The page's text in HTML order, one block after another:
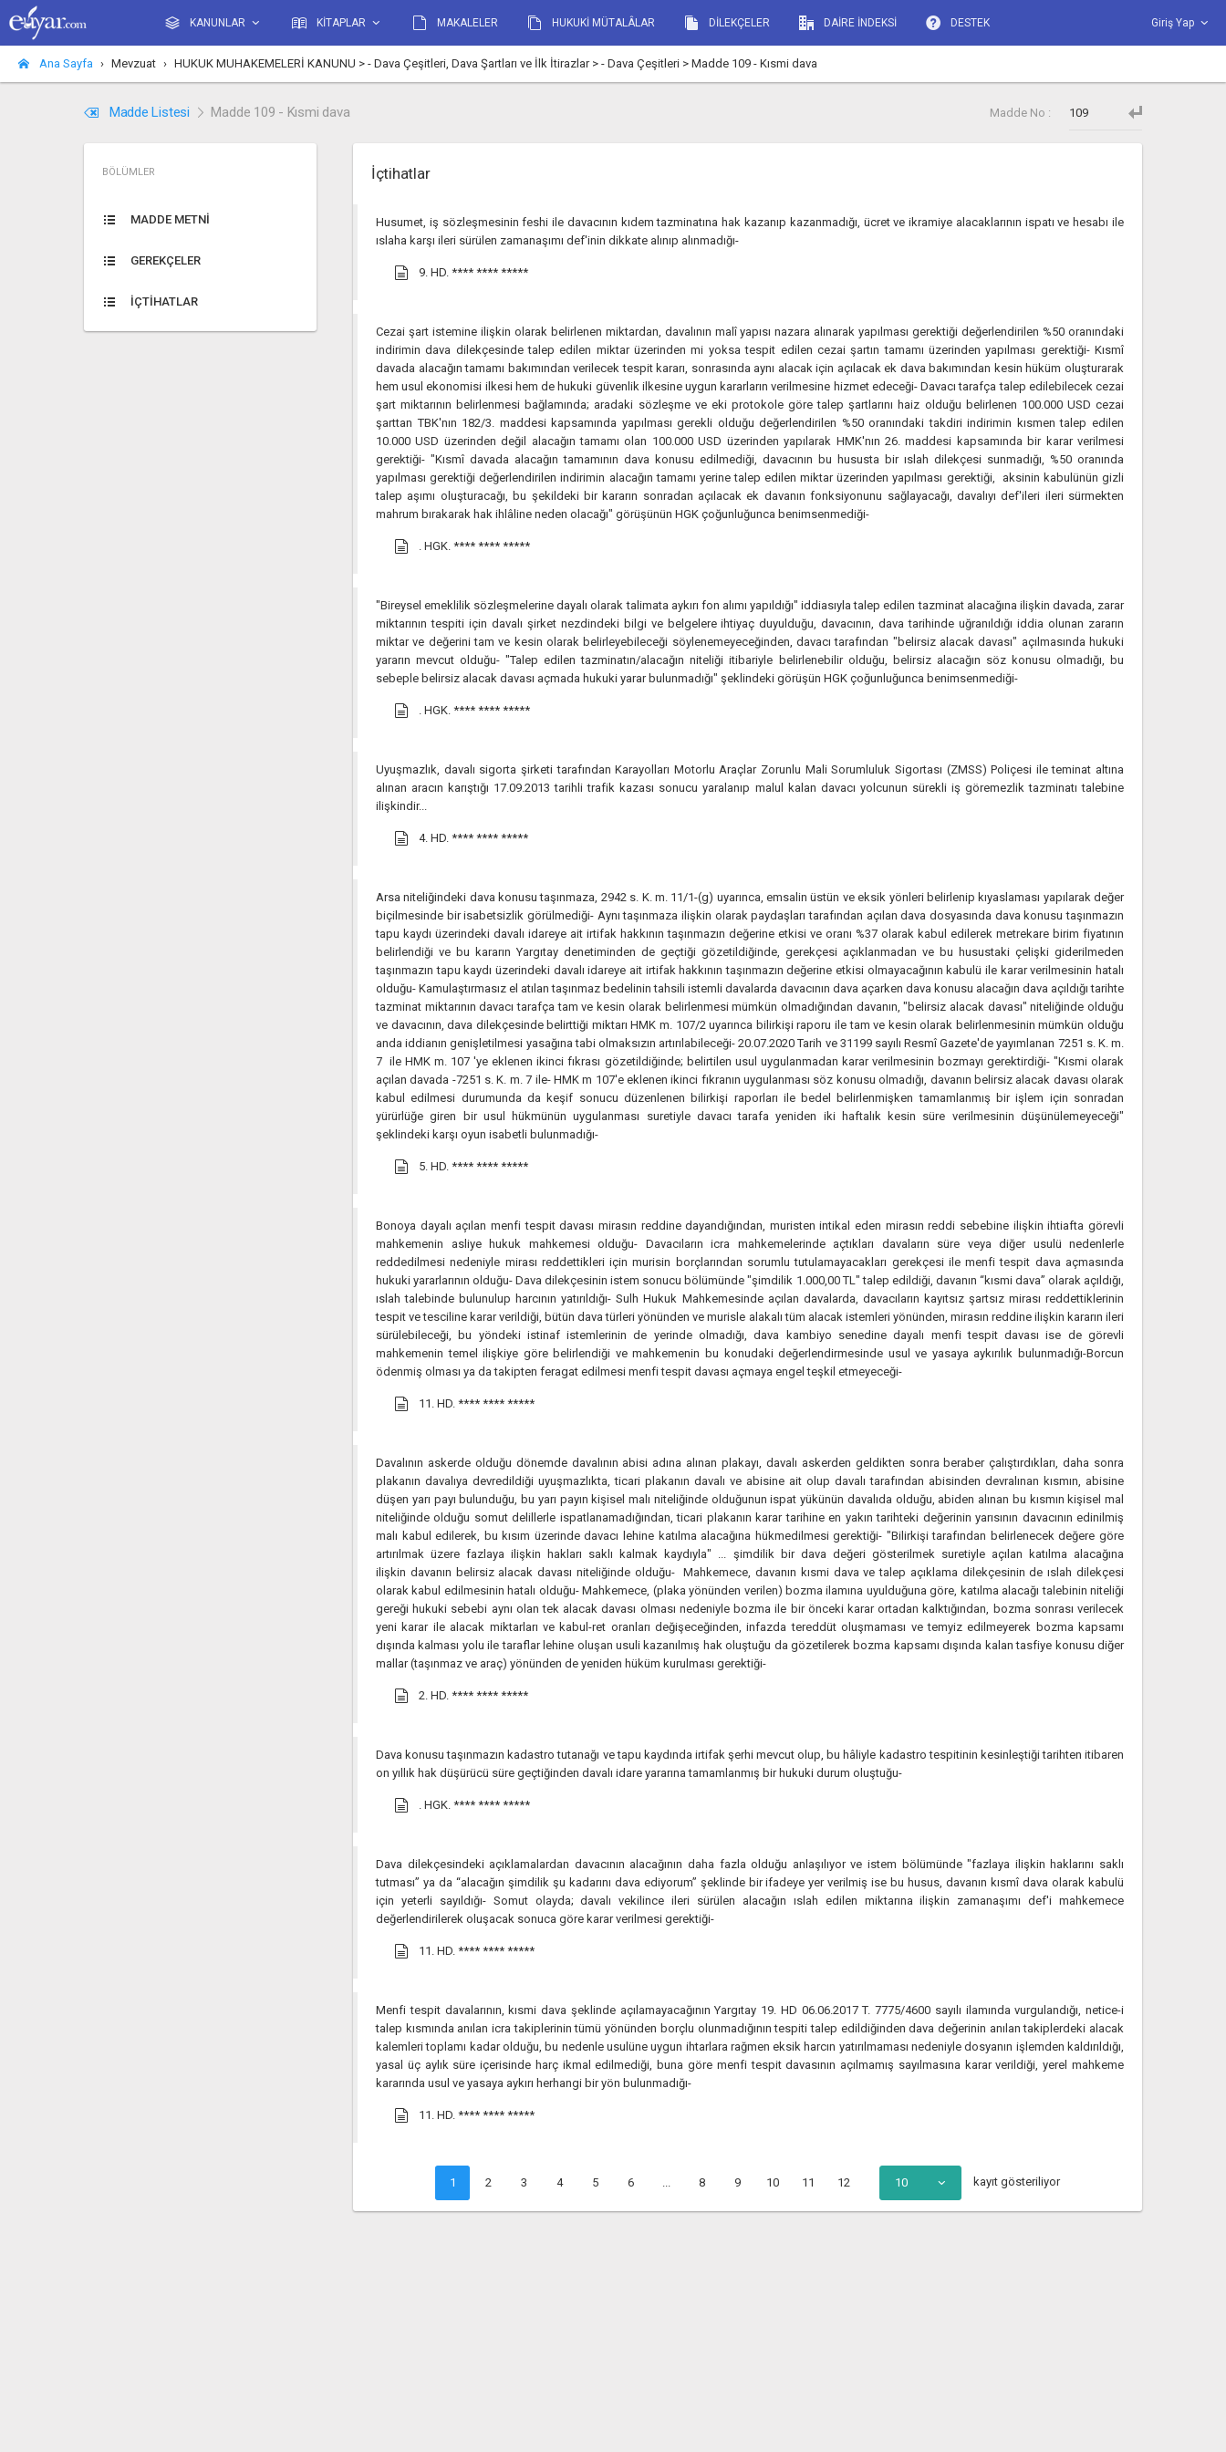
KANUNLAR KİTAPLAR MAKALELER HUKUKİ MÜTALÂLAR DİLEKÇELER DAİRE İNDEKSİ DESTEK Giriş Yap
Ana Sayfa Mevzuat HUKUK MUHAKEMELERİ KANUNU > - Dava Çeşitleri, Dava Şartları ve İlk İtirazlar > - Dava Çeşitleri > Madde 109 - Kısmi dava
Madde Listesi Madde 109 - Kısmi dava Madde No :
BÖLÜMLER
MADDE METNİ
GEREKÇELER
İÇTİHATLAR
İçtihatlar
Husumet, iş sözleşmesinin feshi ile davacının kıdem tazminatına hak kazanıp kazanmadığı, ücret ve ikramiye alacaklarının ispatı ve hesabı ile
ıslaha karşı ileri sürülen zamanaşımı def'inin dikkate alınıp alınmadığı-
9. HD. **** **** *****
Cezai şart istemine ilişkin olarak belirlenen miktardan, davalının malî yapısı nazara alınarak yapılması gerektiği değerlendirilen %50 oranındaki
indirimin dava dilekçesinde talep edilen miktar üzerinden mi yoksa tespit edilen cezai şartın tamamı üzerinden yapılması gerektiği- Kısmî
davada alacağın tamamı bakımından verilecek tespit kararı, sonrasında aynı alacak için açılacak ek dava bakımından kesin hüküm oluşturarak
hem usul ekonomisi ilkesi hem de hukuki güvenlik ilkesine uygun kararların verilmesine hizmet edeceği- Davacı tarafça talep edilebilecek cezai
şart miktarının belirlenmesi bağlamında; aradaki sözleşme ve eki protokole göre talep şartlarını haiz olduğu belirlenen 100.000 USD cezai
şarttan TBK'nın 182/3. maddesi kapsamında yapılması gerekli olduğu değerlendirilen %50 oranındaki takdiri indirimin kısmen talep edilen
10.000 USD üzerinden değil alacağın tamamı olan 100.000 USD üzerinden yapılarak HMK'nın 26. maddesi kapsamında bir karar verilmesi
gerektiği- "Kısmî davada alacağın tamamının dava konusu edilmediği, davacının bu hususta bir ıslah dilekçesi sunmadığı, %50 oranında
yapılması gerektiği değerlendirilen indirimin alacağın tamamı yerine talep edilen miktar üzerinden yapılması gerektiği, aksinin kabulünün gizli
talep aşımı oluşturacağı, bu şekildeki bir kararın sonradan açılacak ek davanın fonksiyonunu sağlayacağı, davalıyı def'ileri ileri sürmekten
mahrum bırakarak hak ihlâline neden olacağı" görüşünün HGK çoğunluğunca benimsenmediği-
. HGK. **** **** *****
"Bireysel emeklilik sözleşmelerine dayalı olarak talimata aykırı fon alımı yapıldığı" iddiasıyla talep edilen tazminat alacağına ilişkin davada, zarar
miktarının tespiti için davalı şirket nezdindeki bilgi ve belgelere ihtiyaç duyulduğu, davacının, dava tarihinde uğranıldığı iddia olunan zararın
miktar ve değerini tam ve kesin olarak belirleyebileceği söylenemeyeceğinden, davacı tarafından "belirsiz alacak davası" açılmasında hukuki
yararın mevcut olduğu- "Talep edilen tazminatın/alacağın niteliği itibariyle belirlenebilir olduğu, belirsiz alacağın söz konusu olmadığı, bu
sebeple belirsiz alacak davası açmada hukuki yarar bulunmadığı" şeklindeki görüşün HGK çoğunluğunca benimsenmediği-
. HGK. **** **** *****
Uyuşmazlık, davalı sigorta şirketi tarafından Karayolları Motorlu Araçlar Zorunlu Mali Sorumluluk Sigortası (ZMSS) Poliçesi ile teminat altına
alınan aracın karıştığı 17.09.2013 tarihli trafik kazası sonucu yaralanıp malul kalan davacı yolcunun sürekli iş göremezlik tazminatı talebine
ilişkindir...
4. HD. **** **** *****
Arsa niteliğindeki dava konusu taşınmaza, 2942 s. K. m. 11/1-(g) uyarınca, emsalin üstün ve eksik yönleri belirlenip kıyaslaması yapılarak değer
biçilmesinde bir isabetsizlik görülmediği- Aynı taşınmaza ilişkin olarak paydaşları tarafından açılan dava dosyasında dava konusu taşınmazın
tapu kaydı üzerindeki davalı idareye ait irtifak hakkının taşınmazın değerine etkisi ve oranı %37 olarak kabul edilerek metrekare birim fiyatının
belirlendiği ve bu kararın Yargıtay denetiminden de geçtiği gözetildiğinde, gerekçesi açıklanmadan ve bu husustaki çelişki giderilmeden
taşınmazın tapu kaydı üzerindeki davalı idareye ait irtifak hakkının taşınmazın değerine etkisi olmayacağının kabulü ile karar verilmesinin hatalı
olduğu- Kamulaştırmasız el atılan taşınmaz bedelinin tahsili istemli davalarda davacının dava açarken dava konusu alacağın dava açıldığı tarihte
tazminat miktarının davacı tarafça tam ve kesin olarak belirlenmesi mümkün olmadığından davanın, "belirsiz alacak davası" niteliğinde olduğu
ve davacının, dava dilekçesinde belirttiği miktarı HMK m. 107/2 uyarınca bilirkişi raporu ile tam ve kesin olarak belirlenmesinin mümkün olduğu
anda iddianın genişletilmesi yasağına tabi olmaksızın artırılabileceği- 20.07.2020 Tarih ve 31199 sayılı Resmî Gazete'de yayımlanan 7251 s. K. m.
7 ile HMK m. 107 'ye eklenen ikinci fıkrası gözetildiğinde; belirtilen usul uygulanmadan karar verilmesinin bozmayı gerektirdiği- "Kısmi olarak
açılan davada -7251 s. K. m. 7 ile- HMK m 107'e eklenen ikinci fıkranın uygulanması söz konusu olmadığı, davanın belirsiz alacak davası olarak
kabul edilmesi durumunda da keşif sonucu düzenlenen bilirkişi raporları ile bedel belirlenmişken tamamlanmış bir işlem için sonradan
yürürlüğe giren bir usul hükmünün uygulanması suretiyle davacı tarafa yeniden iki haftalık kesin süre verilmesinin düşünülemeyeceği"
şeklindeki karşı oyun isabetli bulunmadığı-
5. HD. **** **** *****
Bonoya dayalı açılan menfi tespit davası mirasın reddine dayandığından, muristen intikal eden mirasın reddi sebebine ilişkin ihtiafta görevli
mahkemenin asliye hukuk mahkemesi olduğu- Davacıların icra mahkemelerinde açtıkları davaların süre veya diğer usulü nedenlerle
reddedilmesi nedeniyle mirası reddettikleri için murisin borçlarından sorumlu tutulamayacakları gerekçesi ile menfi tespit dava açmasında
hukuki yararlarının olduğu- Dava dilekçesinin istem sonucu bölümünde "şimdilik 1.000,00 TL" talep edildiği, davanın “kısmi dava” olarak açıldığı,
ıslah talebinde bulunulup harcının yatırıldığı- Sulh Hukuk Mahkemesinde açılan davalarda, davacıların kayıtsız şartsız mirası reddettiklerinin
tespit ve tesciline karar verildiği, bütün dava türleri yönünden ve murisle alakalı tüm alacak istemleri yönünden, mirasın reddine ilişkin kararın ileri
sürülebileceği, bu yöndeki istinaf istemlerinin de yerinde olmadığı, dava kambiyo senedine dayalı menfi tespit davası ise de görevli
mahkemenin temel ilişkiye göre belirlendiği ve mahkemenin bu konudaki değerlendirmesinde usul ve yasaya aykırılık bulunmadığı-Borcun
ödenmiş olması ya da takipten feragat edilmesi menfi tespit davası açmaya engel teşkil etmeyeceği-
11. HD. **** **** *****
Davalının askerde olduğu dönemde davalının abisi adına alınan plakayı, davalı askerden geldikten sonra beraber çalıştırdıkları, daha sonra
plakanın davalıya devredildiği uyuşmazlıkta, ticari plakanın davalı ve abisine ait olup davalı tarafından abisinden devralınan kısmın, abisine
düşen yarı payı bulunduğu, bu yarı payın kişisel malı niteliğinde olduğunun ispat yükünün davalıda olduğu, abiden alınan bu kısmın kişisel mal
niteliğinde olduğu somut delillerle ispatlanamadığından, ticari plakanın karar tarihine en yakın tarihteki değerinin yarısının davacının edinilmiş
malı kabul edilerek, bu kısım üzerinde davacı lehine katılma alacağına hükmedilmesi gerektiği- "Bilirkişi tarafından belirlenecek değere göre
artırılmak üzere fazlaya ilişkin hakları saklı kalmak kaydıyla" ... şimdilik bir dava değeri gösterilmek suretiyle açılan katılma alacağına
ilişkin davanın belirsiz alacak davası niteliğinde olduğu- Mahkemece, davanın kısmi dava ve talep açıklama dilekçesinin de ıslah dilekçesi
olarak kabul edilmesinin hatalı olduğu- Mahkemece, (plaka yönünden verilen) bozma ilamına uyulduğuna göre, katılma alacağı talebinin niteliği
gereği hukuki sebebi aynı olan tek alacak davası olması nedeniyle bozma ile bir önceki karar ortadan kalktığından, bozma sonrası verilecek
yeni karar ile alacak miktarları ve kabul-ret oranları değişeceğinden, infazda tereddüt oluşmaması ve temyiz edilmeyerek bozma kapsamı
dışında kalması yolu ile taraflar lehine oluşan usuli kazanılmış hak oluştuğu da gözetilerek bozma kapsamı dışında kalan tasfiye konusu diğer
mallar (taşınmaz ve araç) yönünden de yeniden hüküm kurulması gerektiği-
2. HD. **** **** *****
Dava konusu taşınmazın kadastro tutanağı ve tapu kaydında irtifak şerhi mevcut olup, bu hâliyle kadastro tespitinin kesinleştiği tarihten itibaren
on yıllık hak düşürücü süre geçtiğinden davalı idare yararına tamamlanmış bir hukuki durum oluştuğu-
. HGK. **** **** *****
Dava dilekçesindeki açıklamalardan davacının alacağının daha fazla olduğu anlaşılıyor ve istem bölümünde "fazlaya ilişkin haklarını saklı
tutması” ya da “alacağın şimdilik şu kadarını dava ediyorum” şeklinde bir ifadeye yer verilmiş ise bu husus, davanın kısmî dava olarak kabulü
için yeterli sayıldığı- Somut olayda; davalı vekilince ileri sürülen alacağın ıslah edilen miktarına ilişkin zamanaşımı def'i mahkemece
değerlendirilerek oluşacak sonuca göre karar verilmesi gerektiği-
11. HD. **** **** *****
Menfi tespit davalarının, kısmi dava şeklinde açılamayacağının Yargıtay 19. HD 06.06.2017 T. 7775/4600 sayılı ilamında vurgulandığı, netice-i
talep kısmında anılan icra takiplerinin tümü yönünden borçlu olunmadığının tespiti talep edildiğinden dava değerinin anılan takiplerdeki alacak
kalemleri toplamı kadar olduğu, bu nedenle usulüne uygun ihtarlara rağmen eksik harcın yatırılmaması nedeniyle dosyanın işlemden kaldırıldığı,
yasal üç aylık süre içerisinde harç ikmal edilmediği, buna göre menfi tespit davasının açılmamış sayılmasına karar verildiği, yerel mahkeme
kararında usul ve yasaya aykırı herhangi bir yön bulunmadığı-
11. HD. **** **** *****
1 2 3 4 5 6 ... 8 9 10 11 12 10 kayıt gösteriliyor